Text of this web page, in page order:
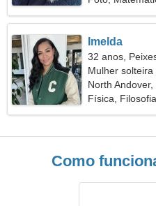
Imelda
32 anos,
Mulher
North
Física, Filosofia
Como